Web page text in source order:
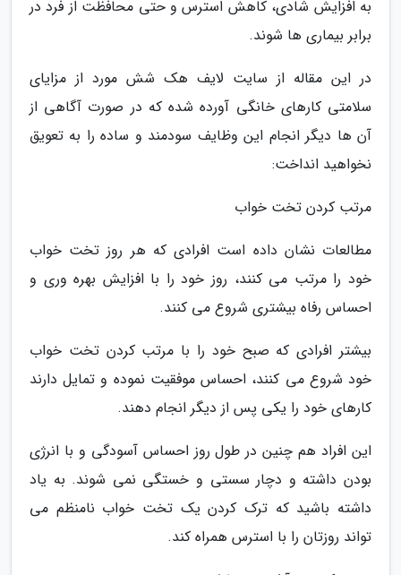
به افزایش شادی، کاهش استرس و حتی محافظت از فرد در
برابر بیماری ها شوند.
در این مقاله از سایت لایف هک شش مورد از مزایای
سلامتی کارهای خانگی آورده شده که در صورت آگاهی از
آن ها دیگر انجام این وظایف سودمند و ساده را به تعویق
نخواهید انداخت:
مرتب کردن تخت خواب
مطالعات نشان داده است افرادی که هر روز تخت خواب
خود را مرتب می کنند، روز خود را با افزایش بهره وری و
احساس رفاه بیشتری شروع می کنند.
بیشتر افرادی که صبح خود را با مرتب کردن تخت خواب
خود شروع می کنند، احساس موفقیت نموده و تمایل دارند
کارهای خود را یکی پس از دیگر انجام دهند.
این افراد هم چنین در طول روز احساس آسودگی و با انرژی
بودن داشته و دچار سستی و خستگی نمی شوند. به یاد
داشته باشید که ترک کردن یک تخت خواب نامنظم می
تواند روزتان را با استرس همراه کند.